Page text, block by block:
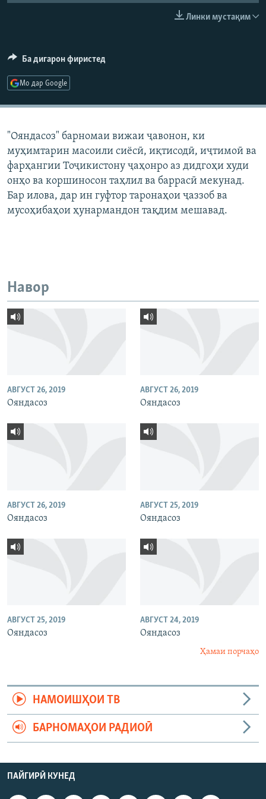
ПАЙГИРӢ КУНЕД
Ҳамаи сомонаҳои RFE/RL
Линки мустақим
Ба дигарон фиристед
Мо дар Google
"Ояндасоз" барномаи вижаи ҷавонон, ки
муҳимтарин масоили сиёсӣ, иқтисодӣ, иҷтимоӣ ва
фарҳангии Тоҷикистону ҷаҳонро аз дидгоҳи худи
онҳо ва коршиносон таҳлил ва баррасӣ мекунад.
Бар илова, дар ин гуфтор таронаҳои ҷаззоб ва
мусоҳибаҳои ҳунармандон тақдим мешавад.
Навор
АВГУСТ 26, 2019
Ояндасоз
АВГУСТ 26, 2019
Ояндасоз
АВГУСТ 26, 2019
Ояндасоз
АВГУСТ 25, 2019
Ояндасоз
АВГУСТ 25, 2019
Ояндасоз
АВГУСТ 24, 2019
Ояндасоз
Ҳамаи порчаҳо
НАМОИШҲОИ ТВ
БАРНОМАҲОИ РАДИОӢ
ПАЙГИРӢ КУНЕД